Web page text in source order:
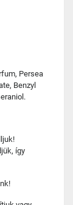
Persea
Benzyl
így